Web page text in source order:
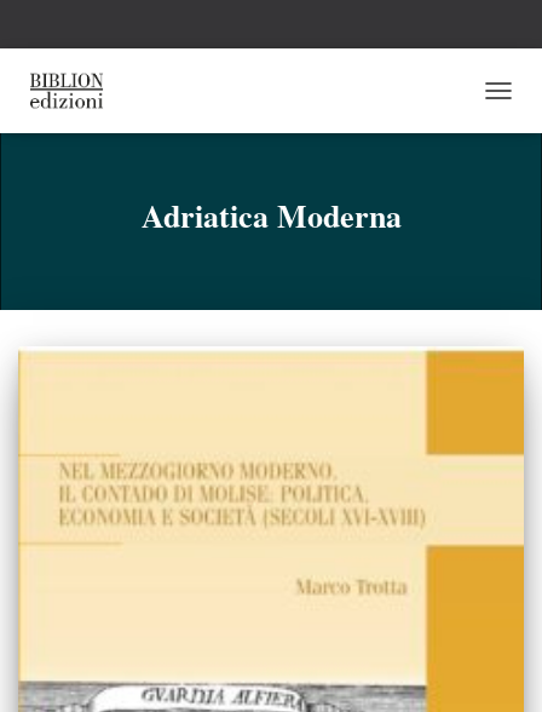
Adriatica Moderna